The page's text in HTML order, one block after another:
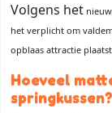
Volgens het
het verplicht om
opblaas attractie
Hoeveel
springkussen?